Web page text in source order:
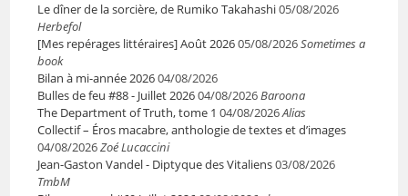
Le dîner de la sorcière, de Rumiko Takahashi05/08/2026
Herbefol
[Mes repérages littéraires] Août 202605/08/2026Sometimes a
book
Bilan à mi-année 202604/08/2026
Bulles de feu #88 - Juillet 202604/08/2026Baroona
The Department of Truth, tome 1 04/08/2026Alias
Collectif – Éros macabre, anthologie de textes et d’images
04/08/2026Zoé Lucaccini
Jean-Gaston Vandel - Diptyque des Vitaliens03/08/2026
TmbM